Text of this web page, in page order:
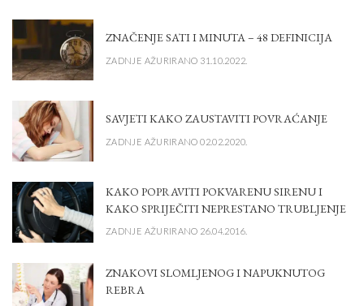
ZNAČENJE SATI I MINUTA – 48 DEFINICIJA
ZADNJE AŽURIRANO 31.10.2022.
SAVJETI KAKO ZAUSTAVITI POVRAĆANJE
ZADNJE AŽURIRANO 02.02.2020.
KAKO POPRAVITI POKVARENU SIRENU I
KAKO SPRIJEČITI NEPRESTANO TRUBLJENJE
ZADNJE AŽURIRANO 26.04.2016.
ZNAKOVI SLOMLJENOG I NAPUKNUTOG
REBRA